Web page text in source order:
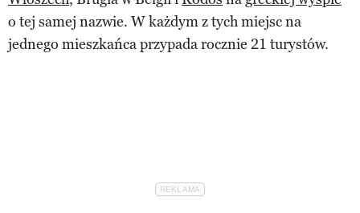
o tej samej nazwie. W każdym z tych miejsc na
jednego mieszkańca przypada rocznie 21 turystów.